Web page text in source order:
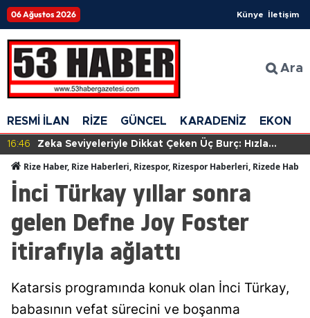
06 Ağustos 2026 Künye İletişim
Ara
RESMİ İLAN RİZE GÜNCEL KARADENİZ
16:46
Zeka Seviyeleriyle Dikkat Çeken Üç Burç: Hızla
Rize Haber, Rize Haberleri, Rizespor, Rizespor Haberleri, Rizede
İnci Türkay yıllar sonra
gelen Defne Joy Foster
itirafıyla ağlattı
Katarsis programında konuk olan İnci Türkay,
babasının vefat sürecini ve boşanma